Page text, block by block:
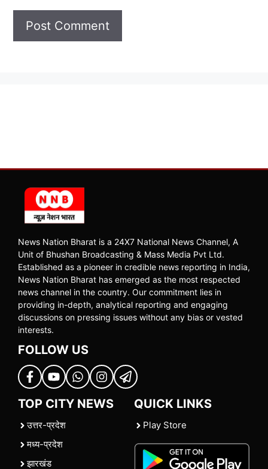
News Nation Bharat is a 24X7 National News Channel, A
Unit of Bhushan Broadcasting & Mass Media Pvt Ltd.
Established as a pioneer in credible news reporting in India,
News Nation Bharat has emerged as the most respected
news channel in the country. Our commitment lies in
providing in-depth, analytical reporting and engaging
discussions on pressing issues without any bias or vested
interests.
FOLLOW US
TOP CITY NEWS
उत्तर-प्रदेश
मध्य-प्रदेश
झारखंड
QUICK LINKS
Play Store